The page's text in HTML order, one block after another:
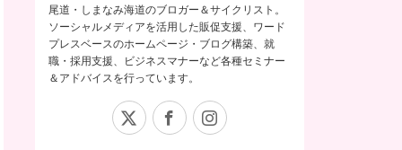
尾道・しまなみ海道のブロガー＆サイクリスト。
ソーシャルメディアを活用した販促支援、ワード
プレスベースのホームページ・ブログ構築、就
職・採用支援、ビジネスマナーなど各種セミナー
＆アドバイスを行っています。
Facebook